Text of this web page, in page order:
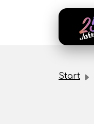
Start